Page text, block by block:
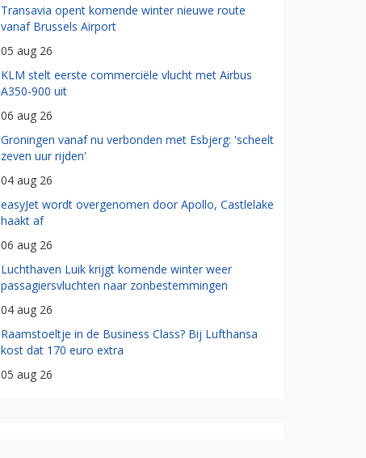
Transavia opent komende winter nieuwe route
vanaf Brussels Airport
05 aug 26
KLM stelt eerste commerciële vlucht met Airbus
A350-900 uit
06 aug 26
Groningen vanaf nu verbonden met Esbjerg: 'scheelt
zeven uur rijden'
04 aug 26
easyJet wordt overgenomen door Apollo, Castlelake
haakt af
06 aug 26
Luchthaven Luik krijgt komende winter weer
passagiersvluchten naar zonbestemmingen
04 aug 26
Raamstoeltje in de Business Class? Bij Lufthansa
kost dat 170 euro extra
05 aug 26